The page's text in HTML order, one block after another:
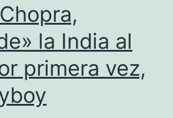
la India al
primera vez,